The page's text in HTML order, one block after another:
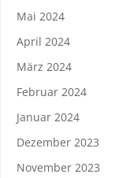
Mai 2024
April 2024
März 2024
Februar 2024
Januar 2024
Dezember 2023
November 2023